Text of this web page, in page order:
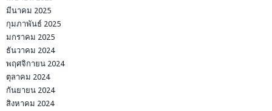
มีนาคม 2025
กุมภาพันธ์ 2025
มกราคม 2025
ธันวาคม 2024
พฤศจิกายน 2024
ตุลาคม 2024
กันยายน 2024
สิงหาคม 2024